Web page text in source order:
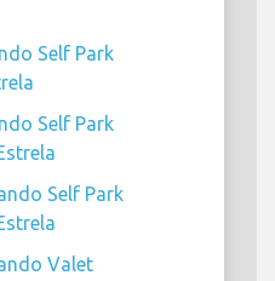
Self Park
Self Park
Self Park
Valet